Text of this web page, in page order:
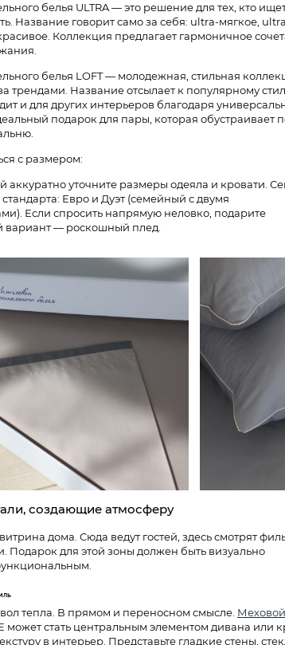
белья ULTRA — это решение для тех, кто
Название говорит само за себя: ultra-мягкое,
Коллекция предлагает гармоничное
белья LOFT — молодежная, стильная
за трендами. Название отсылает к популярному
и для других интерьеров благодаря
подарок для пары, которая обустраивает
с размером:
аккуратно уточните размеры одеяла и кровати.
Евро и Дуэт (семейный с двумя
Если спросить напрямую неловко, подарите
вариант — роскошный плед.
создающие атмосферу
дома. Сюда ведут гостей, здесь смотрят
Подарок для этой зоны должен быть визуально
тепла. В прямом и переносном смысле.
может стать центральным элементом дивана или
в интерьер. Представьте гладкие стены,